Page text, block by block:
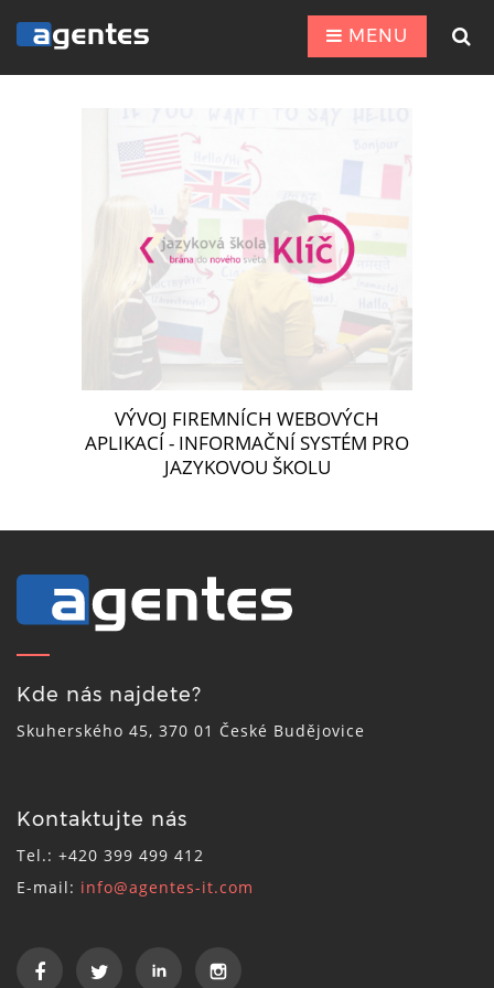
MENU
VÝVOJ FIREMNÍCH WEBOVÝCH
APLIKACÍ - INFORMAČNÍ SYSTÉM PRO
JAZYKOVOU ŠKOLU
Kde nás najdete?
Skuherského 45, 370 01 České Budějovice
Kontaktujte nás
Tel.: +420 399 499 412
E-mail: info@agentes-it.com